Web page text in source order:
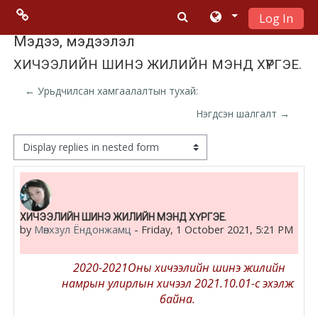
Menu 2
Moodle
Moodle
free support
Moodle
development
Moodle
Log In
Мэдээ, мэдээлэл
ХИЧЭЭЛИЙН ШИНЭ ЖИЛИЙН МЭНД ХҮРГЭЕ.
← Урьдчилсан хамгаалалтын тухай:
Нэгдсэн шалгалт →
Display mode
ХИЧЭЭЛИЙН ШИНЭ ЖИЛИЙН МЭНД ХҮРГЭЕ.
by Мөнхзул Ёндонжамц - Friday, 1 October 2021, 5:21 PM
Number of replies: 0
2020-2021Оны хичээлийн шинэ жилийн
намрын улирлын хичээл 2021.10.01-с эхэлж
байна.